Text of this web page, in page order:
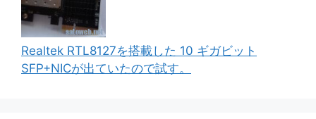
Realtek RTL8127を搭載した 10 ギガビット
SFP+NICが出ていたので試す。